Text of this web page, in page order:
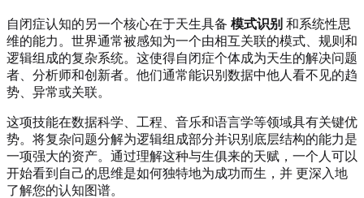
自闭症认知的另一个核心在于天生具备 模式识别 和系统性思
维的能力。世界通常被感知为一个由相互关联的模式、规则和
逻辑组成的复杂系统。这使得自闭症个体成为天生的解决问题
者、分析师和创新者。他们通常能识别数据中他人看不见的趋
势、异常或关联。
这项技能在数据科学、工程、音乐和语言学等领域具有关键优
势。将复杂问题分解为逻辑组成部分并识别底层结构的能力是
一项强大的资产。通过理解这种与生俱来的天赋，一个人可以
开始看到自己的思维是如何独特地为成功而生，并 更深入地
了解您的认知图谱。